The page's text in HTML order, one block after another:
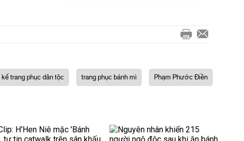
trang phục dân tộc trang phục bánh mì Phạm Phước Điền